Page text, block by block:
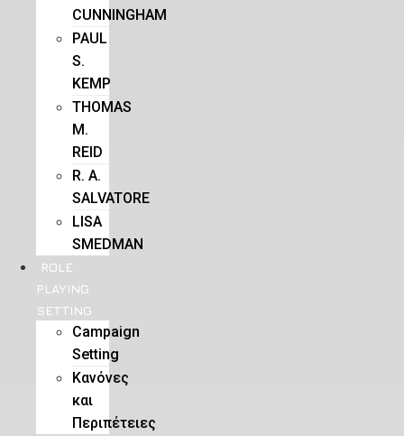
CUNNINGHAM
PAUL
S.
KEMP
THOMAS
M.
REID
R. A.
SALVATORE
LISA
SMEDMAN
ROLE
PLAYING
SETTING
Campaign
Setting
Kανόνες
και
Περιπέτειες